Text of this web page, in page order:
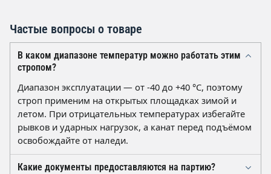
Частые вопросы о товаре
В каком диапазоне температур можно работать этим
стропом?
Диапазон эксплуатации — от -40 до +40 °C, поэтому
строп применим на открытых площадках зимой и
летом. При отрицательных температурах избегайте
рывков и ударных нагрузок, а канат перед подъёмом
освобождайте от наледи.
Какие документы предоставляются на партию?